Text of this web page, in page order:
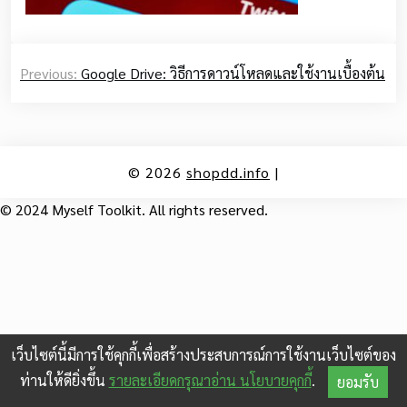
navigation
Previous: Google Drive: วิธีการดาวน์โหลดและใช้งานเบื้องต้น
© 2026 shopdd.info |
© 2024 Myself Toolkit. All rights reserved.
เว็บไซต์นี้มีการใช้คุกกี้เพื่อสร้างประสบการณ์การใช้งานเว็บไซต์ของ
ท่านให้ดียิ่งขึ้น รายละเอียดกรุณาอ่าน นโยบายคุกกี้. ยอมรับ